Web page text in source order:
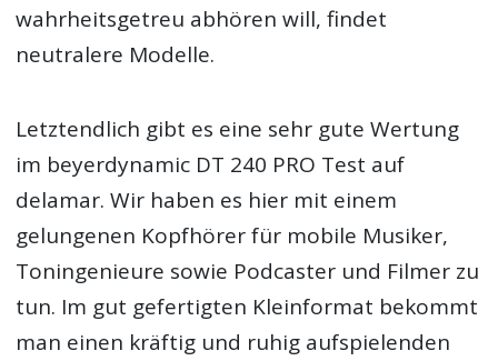
wahrheitsgetreu abhören will, findet
neutralere Modelle.
Letztendlich gibt es eine sehr gute Wertung
im beyerdynamic DT 240 PRO Test auf
delamar. Wir haben es hier mit einem
gelungenen Kopfhörer für mobile Musiker,
Toningenieure sowie Podcaster und Filmer zu
tun. Im gut gefertigten Kleinformat bekommt
man einen kräftig und ruhig aufspielenden